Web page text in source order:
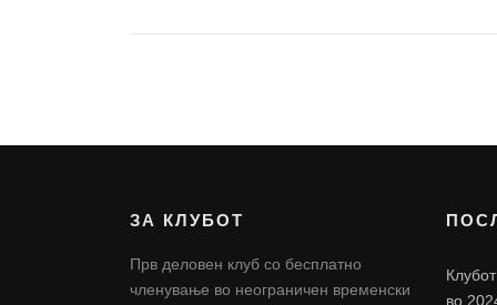
ЗА КЛУБОТ
Прв деловен клуб со бесплатно
членување во неограничен временски
во